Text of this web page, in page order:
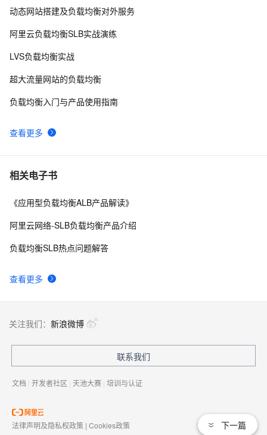
查看更多
动态网站搭建及负载均衡对外服务
阿里云负载均衡SLB实战演练
LVS负载均衡实战
超大流量网站的负载均衡
负载均衡入门与产品使用指南
相关电子书
查看更多
《应用型负载均衡ALB产品解读》
阿里云网络-SLB负载均衡产品介绍
负载均衡SLB热点问题解答
下一篇
关注我们： 新浪微博
联系我们
文档 | 开发者社区 | 天池大赛 | 培训与认证
法律声明及隐私权政策 | Cookies政策